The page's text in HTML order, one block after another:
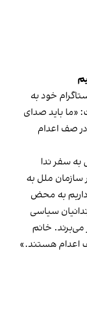
خود به
: «ما باید صدای
در صف اعدام
سفر ندا
ملل به
داریم به محض
سیاسی
می‌برند. خانم
اعدام هستند.»